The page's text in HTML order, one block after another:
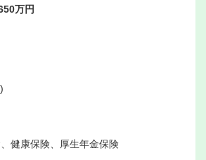
万円
健康保険、厚生年金保険